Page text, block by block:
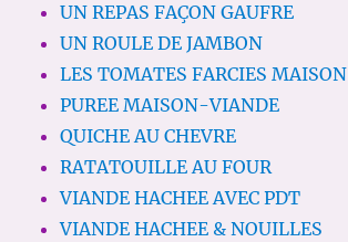
UN REPAS FAÇON GAUFRE
UN ROULE DE JAMBON
LES TOMATES FARCIES MAISON
PUREE MAISON-VIANDE
QUICHE AU CHEVRE
RATATOUILLE AU FOUR
VIANDE HACHEE AVEC PDT
VIANDE HACHEE & NOUILLES